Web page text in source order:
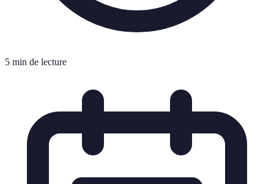
5 min de lecture